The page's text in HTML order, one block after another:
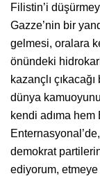
Filistin’i
Gazze’nin bir
gelmesi, oralara
önündeki
kazançlı
dünya
kendi adıma hem
demokrat
ediyorum,